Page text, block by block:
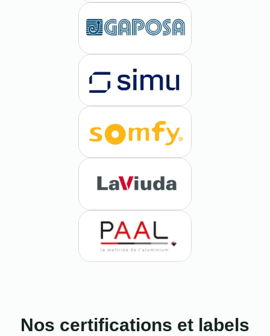
Nos certifications et labels